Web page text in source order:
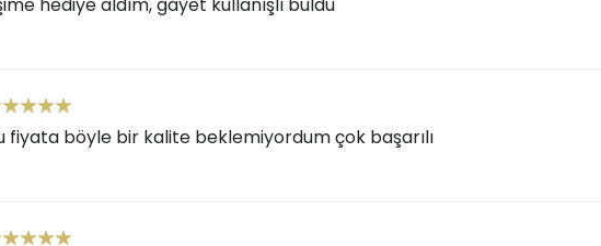
fiyata böyle bir kalite beklemiyordum çok başarılı